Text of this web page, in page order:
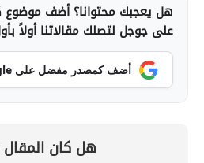
هل يعجبك محتوانا؟ أضف
على جوجل لتصلك مقالاتنا أولاً
أضف كمصدر مفضل على Google
هل كان المقال